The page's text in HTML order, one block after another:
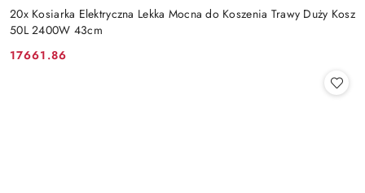
20x Kosiarka Elektryczna Lekka Mocna do Koszenia Trawy Duży Kosz
50L 2400W 43cm
Cena:
17661.86